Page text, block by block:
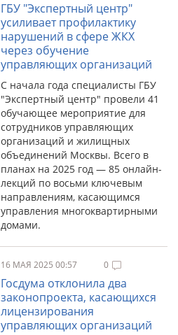
ГБУ "Экспертный центр"
усиливает профилактику
нарушений в сфере ЖКХ
через обучение
управляющих организаций
С начала года специалисты ГБУ
"Экспертный центр" провели 41
обучающее мероприятие для
сотрудников управляющих
организаций и жилищных
объединений Москвы. Всего в
планах на 2025 год — 85 онлайн-
лекций по восьми ключевым
направлениям, касающимся
управления многоквартирными
домами.
16 МАЯ 2025 00:57 0
Госдума отклонила два
законопроекта, касающихся
лицензирования
управляющих организаций